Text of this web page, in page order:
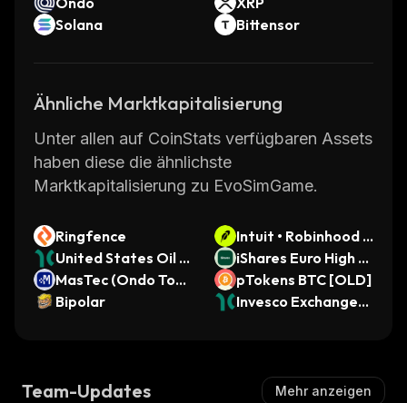
Solana
Bittensor
Ähnliche Marktkapitalisierung
Unter allen auf CoinStats verfügbaren Assets
haben diese die ähnlichste
Marktkapitalisierung zu EvoSimGame.
Ringfence
Intuit • Robinhood T
oken
United States Oil F
und (Dinari Tokeniz
ed ETF)
iShares Euro High Yi
eld Corporate Bond
USD Hedged ETF
MasTec (Ondo Toke
nized)
pTokens BTC [OLD]
Bipolar
Invesco Exchange-T
enized ETF)
Team-Updates Mehr anzeigen